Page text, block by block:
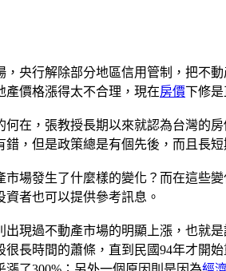
央行解除部分地區信用管制，把不
產價格漲得太不合理，現在房價下修
在，張教授長期以來就認為台灣的
，但是政策總是有個先後，而且長
場發生了什麼樣的變化？而在這些
者也可以提供參考訊息。
現過不動產市場的明顯上漲，也就
長時間的蕭條，直到民國94年才開